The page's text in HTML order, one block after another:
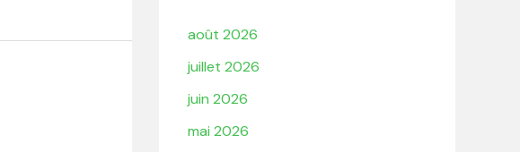
août 2026
juillet 2026
juin 2026
mai 2026